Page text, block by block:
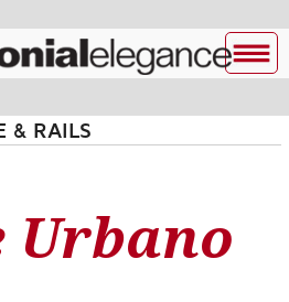
& RAILS
Urbano